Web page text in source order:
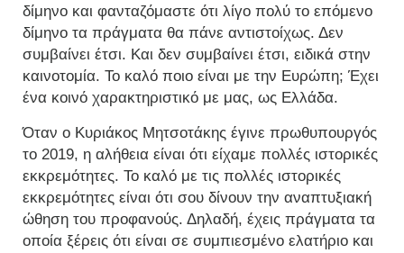
δίμηνο και φανταζόμαστε ότι λίγο πολύ το επόμενο
δίμηνο τα πράγματα θα πάνε αντιστοίχως. Δεν
συμβαίνει έτσι. Και δεν συμβαίνει έτσι, ειδικά στην
καινοτομία. Το καλό ποιο είναι με την Ευρώπη; Έχει
ένα κοινό χαρακτηριστικό με μας, ως Ελλάδα.
Όταν ο Κυριάκος Μητσοτάκης έγινε πρωθυπουργός
το 2019, η αλήθεια είναι ότι είχαμε πολλές ιστορικές
εκκρεμότητες. Το καλό με τις πολλές ιστορικές
εκκρεμότητες είναι ότι σου δίνουν την αναπτυξιακή
ώθηση του προφανούς. Δηλαδή, έχεις πράγματα τα
οποία ξέρεις ότι είναι σε συμπιεσμένο ελατήριο και